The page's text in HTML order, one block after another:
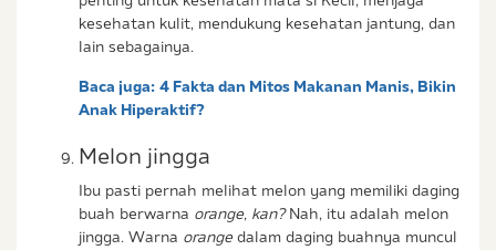
kesehatan kulit, mendukung kesehatan jantung, dan
lain sebagainya.
Baca juga: 4 Fakta dan Mitos Makanan Manis, Bikin
Anak Hiperaktif?
Melon jingga
Ibu pasti pernah melihat melon yang memiliki daging
buah berwarna orange, kan?Nah, itu adalah melon
jingga. Warna orange dalam daging buahnya muncul